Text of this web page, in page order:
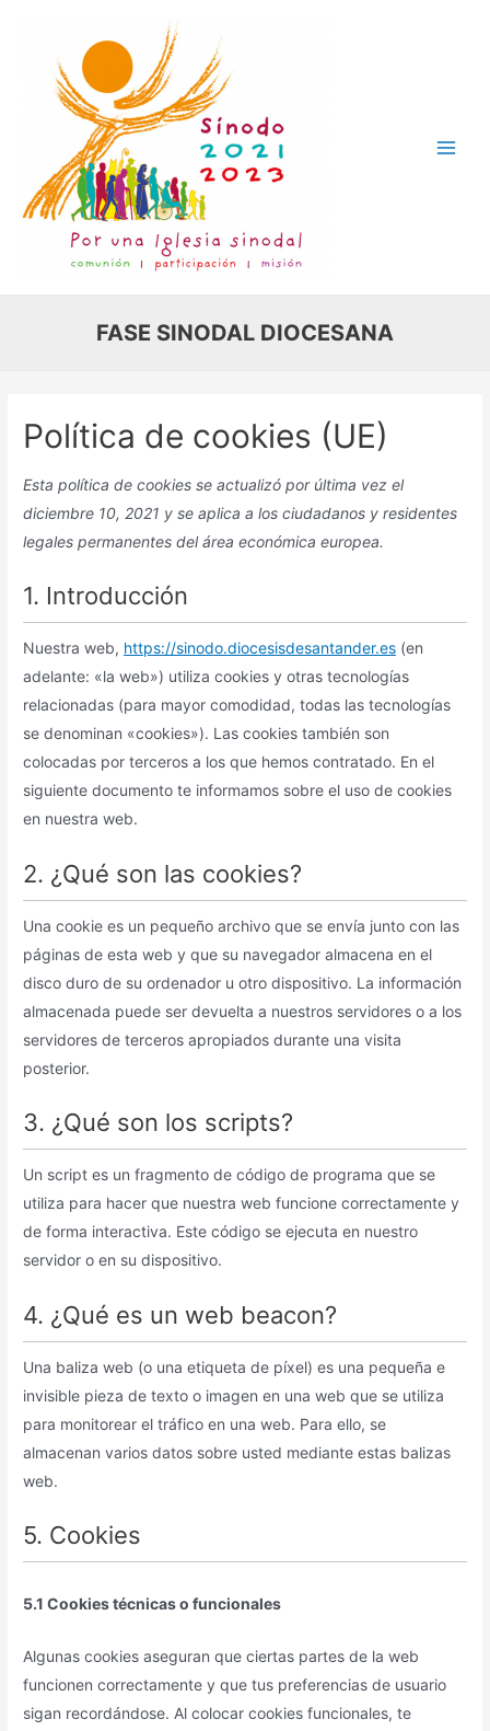
contenido
FASE SINODAL DIOCESANA
Política de cookies (UE)
Esta política de cookies se actualizó por última vez el
diciembre 10, 2021 y se aplica a los ciudadanos y residentes
legales permanentes del área económica europea.
1. Introducción
Nuestra web, https://sinodo.diocesisdesantander.es (en
adelante: «la web») utiliza cookies y otras tecnologías
relacionadas (para mayor comodidad, todas las tecnologías
se denominan «cookies»). Las cookies también son
colocadas por terceros a los que hemos contratado. En el
siguiente documento te informamos sobre el uso de cookies
en nuestra web.
2. ¿Qué son las cookies?
Una cookie es un pequeño archivo que se envía junto con las
páginas de esta web y que su navegador almacena en el
disco duro de su ordenador u otro dispositivo. La información
almacenada puede ser devuelta a nuestros servidores o a los
servidores de terceros apropiados durante una visita
posterior.
3. ¿Qué son los scripts?
Un script es un fragmento de código de programa que se
utiliza para hacer que nuestra web funcione correctamente y
de forma interactiva. Este código se ejecuta en nuestro
servidor o en su dispositivo.
4. ¿Qué es un web beacon?
Una baliza web (o una etiqueta de píxel) es una pequeña e
invisible pieza de texto o imagen en una web que se utiliza
para monitorear el tráfico en una web. Para ello, se
almacenan varios datos sobre usted mediante estas balizas
web.
5. Cookies
5.1 Cookies técnicas o funcionales
Algunas cookies aseguran que ciertas partes de la web
funcionen correctamente y que tus preferencias de usuario
sigan recordándose. Al colocar cookies funcionales, te